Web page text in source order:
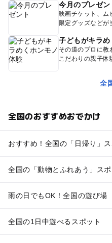
今月のプレゼン
映画チケット、ム
限定グッズなどが
子どもがキラ
その道のプロに教
こだわりの親子体
全
全国のおすすめおでかけ
おすすめ！全国の「日帰り」ス
全国の「動物とふれあう」スポ
雨の日でもOK！全国の遊び場
全国の1日中遊べるスポット